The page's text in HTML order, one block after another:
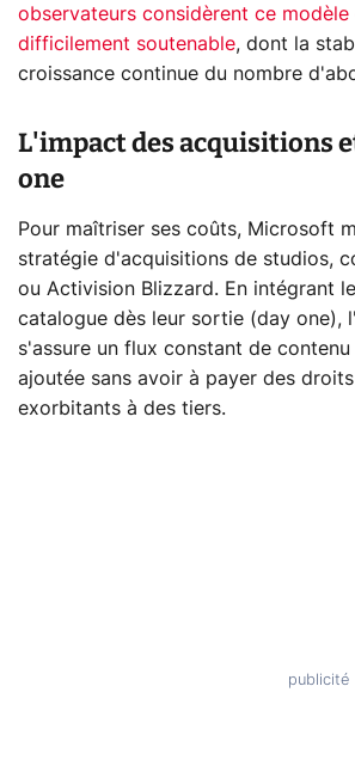
observateurs considèrent ce modèle
difficilement soutenable, dont la
croissance continue du nombre
L'impact des acquisitions
one
Pour maîtriser ses coûts, Microsoft
stratégie d'acquisitions de studios,
ou Activision Blizzard. En intégrant
catalogue dès leur sortie (day one),
s'assure un flux constant de
ajoutée sans avoir à payer des
exorbitants à des tiers.